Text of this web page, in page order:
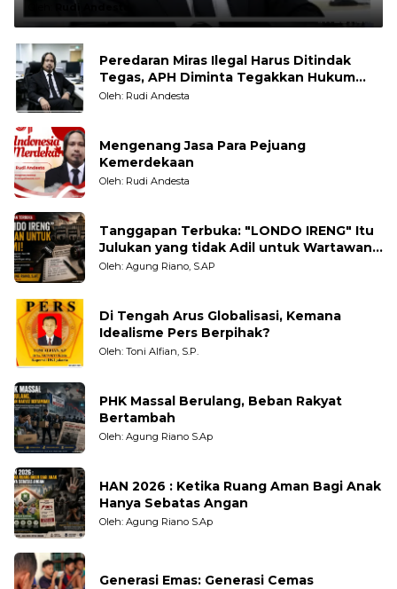
Rudi Andesta
Peredaran Miras Ilegal Harus Ditindak
Tegas, APH Diminta Tegakkan Hukum
Tanpa Pandang Bulu
Oleh: Rudi Andesta
Mengenang Jasa Para Pejuang
Kemerdekaan
Oleh: Rudi Andesta
Tanggapan Terbuka: "LONDO IRENG" Itu
Julukan yang tidak Adil untuk Wartawan,
Pengamat dan LSM
Oleh: Agung Riano, S.AP
Di Tengah Arus Globalisasi, Kemana
Idealisme Pers Berpihak?
Oleh: Toni Alfian, S.P.
PHK Massal Berulang, Beban Rakyat
Bertambah
Oleh: Agung Riano S.Ap
HAN 2026 : Ketika Ruang Aman Bagi Anak
Hanya Sebatas Angan
Oleh: Agung Riano S.Ap
Generasi Emas: Generasi Cemas